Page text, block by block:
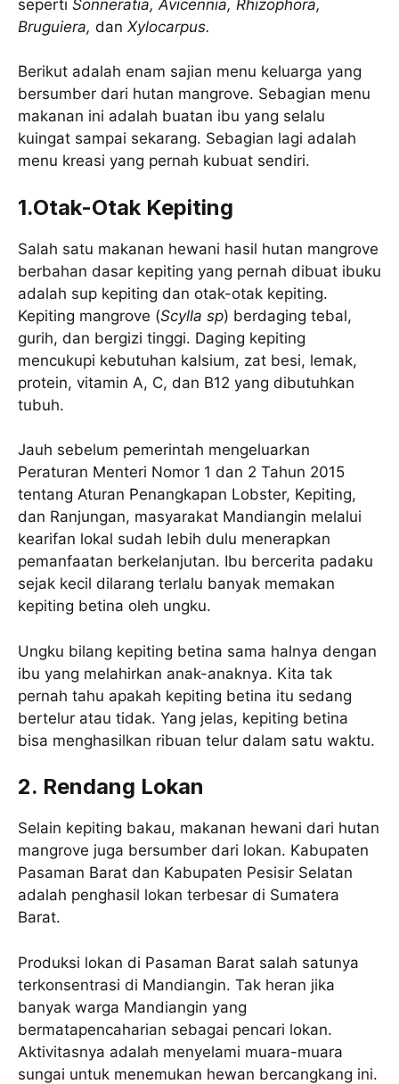
seperti Sonneratia, Avicennia, Rhizophora,
Bruguiera, dan Xylocarpus.
Berikut adalah enam sajian menu keluarga yang
bersumber dari hutan mangrove. Sebagian menu
makanan ini adalah buatan ibu yang selalu
kuingat sampai sekarang. Sebagian lagi adalah
menu kreasi yang pernah kubuat sendiri.
1.Otak-Otak Kepiting
Salah satu makanan hewani hasil hutan mangrove
berbahan dasar kepiting yang pernah dibuat ibuku
adalah sup kepiting dan otak-otak kepiting.
Kepiting mangrove (Scylla sp) berdaging tebal,
gurih, dan bergizi tinggi. Daging kepiting
mencukupi kebutuhan kalsium, zat besi, lemak,
protein, vitamin A, C, dan B12 yang dibutuhkan
tubuh.
Jauh sebelum pemerintah mengeluarkan
Peraturan Menteri Nomor 1 dan 2 Tahun 2015
tentang Aturan Penangkapan Lobster, Kepiting,
dan Ranjungan, masyarakat Mandiangin melalui
kearifan lokal sudah lebih dulu menerapkan
pemanfaatan berkelanjutan. Ibu bercerita padaku
sejak kecil dilarang terlalu banyak memakan
kepiting betina oleh ungku.
Ungku bilang kepiting betina sama halnya dengan
ibu yang melahirkan anak-anaknya. Kita tak
pernah tahu apakah kepiting betina itu sedang
bertelur atau tidak. Yang jelas, kepiting betina
bisa menghasilkan ribuan telur dalam satu waktu.
2. Rendang Lokan
Selain kepiting bakau, makanan hewani dari hutan
mangrove juga bersumber dari lokan. Kabupaten
Pasaman Barat dan Kabupaten Pesisir Selatan
adalah penghasil lokan terbesar di Sumatera
Barat.
Produksi lokan di Pasaman Barat salah satunya
terkonsentrasi di Mandiangin. Tak heran jika
banyak warga Mandiangin yang
bermatapencaharian sebagai pencari lokan.
Aktivitasnya adalah menyelami muara-muara
sungai untuk menemukan hewan bercangkang ini.